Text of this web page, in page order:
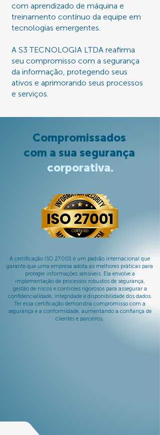
com aprendizado de máquina e
treinamento contínuo da equipe em
tecnologias emergentes.
A S3 TECNOLOGIA LTDA reafirma
seu compromisso com a segurança
da informação, protegendo seus
ativos e aprimorando seus processos
e serviços.
Compromissados
com a sua segurança
corporativa.
A certificação ISO 27001 é um padrão internacional que
garante que uma empresa adota as melhores práticas para
proteger informações sensíveis. Ela envolve a
implementação de processos robustos de segurança,
gestão de riscos e controles rigorosos para assegurar a
confidencialidade, integridade e disponibilidade dos dados.
Ter essa certificação demonstra compromisso com a
segurança e a conformidade, aumentando a confiança de
clientes e parceiros.